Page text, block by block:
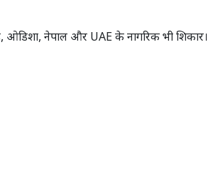
ओडिशा, नेपाल और UAE के नागरिक भी शिकार।